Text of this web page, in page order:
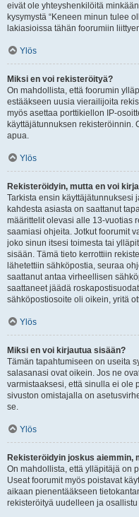
eivät ole yhteyshenkilöitä
kysymystä “Keneen minun tulee
lakiasioissa tähän foorumiin
Ylös
Miksi en voi rekisteröityä?
On mahdollista, että foorumin
estääkseen uusia vierailijoita
myös asettaa porttikiellon IP-
käyttäjätunnuksen rekisteröinnin.
apua.
Ylös
Rekisteröidyin, mutta en voi
Tarkista ensin käyttäjätunnuksesi
kahdesta asiasta on saattanut
määrittelit olevasi alle 13-vuotias
saamiasi ohjeita. Jotkut foorumit
joko sinun itsesi toimesta tai
sisään. Tämä tieto kerrottiin
lähetettiin sähköpostia, seuraa
saattanut antaa virheellisen
saattaneet jäädä
sähköpostiosoite oli oikein, yritä
Ylös
Miksi en voi kirjautua sisään?
Tämän tapahtumiseen on useita
salasanasi ovat oikein. Jos ne
varmistaaksesi, että sinulla ei ole
sivuston omistajalla on
se.
Ylös
Rekisteröidyin joskus aiemmin,
On mahdollista, että ylläpitäjä on
Useat foorumit myös poistavat
aikaan pienentääkseen
rekisteröityä uudelleen ja